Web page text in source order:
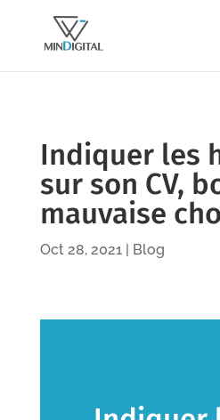
Indiquer les
sur son CV,
mauvaise
Oct 28, 2021| Blog